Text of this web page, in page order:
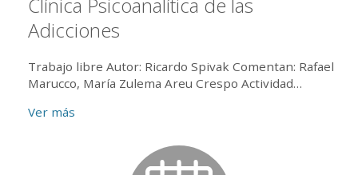
Adicciones
Trabajo libre Autor: Ricardo Spivak Comentan: Rafael
Marucco, María Zulema Areu Crespo Actividad
salón 30...
Ver más